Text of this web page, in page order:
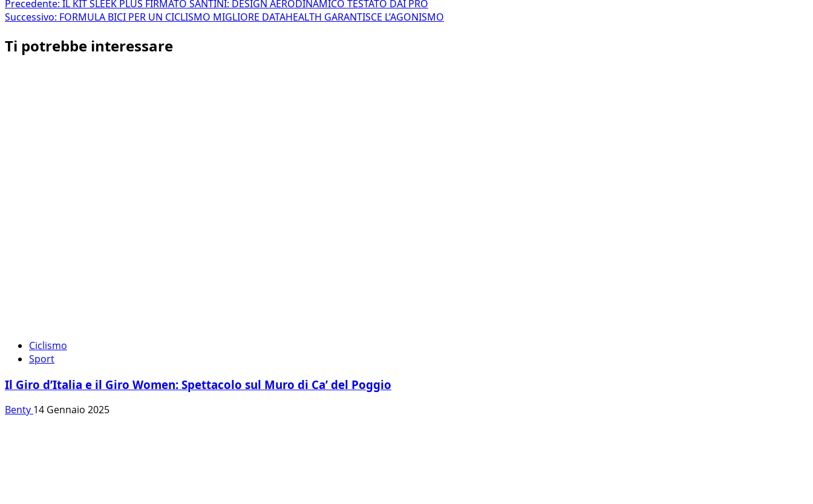
Navigazione
articolo
Precedente: IL KIT SLEEK PLUS FIRMATO SANTINI: DESIGN AERODINAMICO TESTATO DAI PRO
Successivo: FORMULA BICI PER UN CICLISMO MIGLIORE DATAHEALTH GARANTISCE L’AGONISMO
Ti potrebbe interessare
Ciclismo
Sport
Il Giro d’Italia e il Giro Women: Spettacolo sul Muro di Ca’ del Poggio
Benty 14 Gennaio 2025